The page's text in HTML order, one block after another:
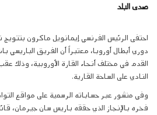
صدى البلد
احتفى الرئيس الفرنسي إيمانويل ماكرون
دوري أبطال أوروبا، معتبراً أن الفريق
القدم في مختلف أنحاء القارة الأوروبية، وذلك
النادي على الساحة القارية.
وفي منشور عبر حساباته الرسمية على مواقع
فخره بالإنجاز الذي حققه باريس سان جيرمان،